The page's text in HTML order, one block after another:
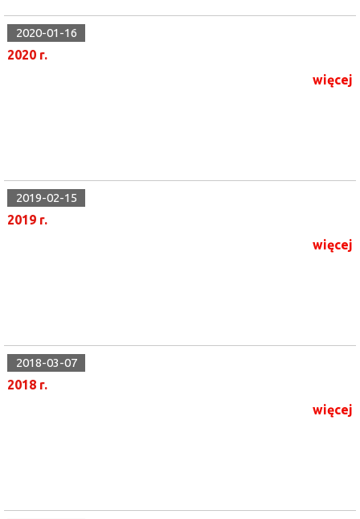
2020-01-16
2020 r.
więcej
2019-02-15
2019 r.
więcej
2018-03-07
2018 r.
więcej